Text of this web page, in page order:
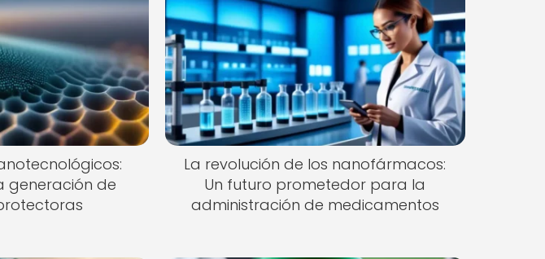
generación de
La revolución de los nanofármacos:
Un futuro prometedor para la
administración de medicamentos